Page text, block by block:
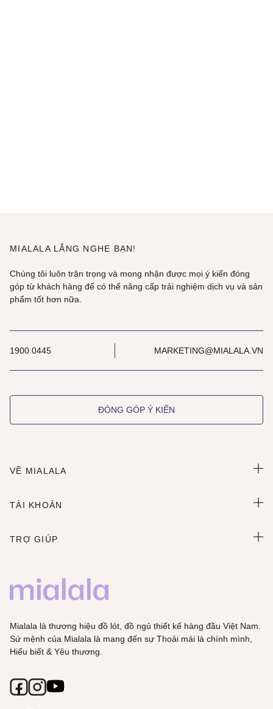
MIALALA LẮNG NGHE BẠN!
Chúng tôi luôn trân trọng và mong nhận được mọi ý kiến đóng
góp từ khách hàng để có thể nâng cấp trải nghiệm dịch vụ và sản
phẩm tốt hơn nữa.
1900 0445 MARKETING@MIALALA.VN
ĐÓNG GÓP Ý KIẾN
VỀ MIALALA
TÀI KHOẢN
TRỢ GIÚP
Mialala là thương hiệu đồ lót, đồ ngủ thiết kế hàng đầu Việt Nam.
Sứ mệnh của Mialala là mang đến sự Thoải mái là chính mình,
Hiểu biết & Yêu thương.